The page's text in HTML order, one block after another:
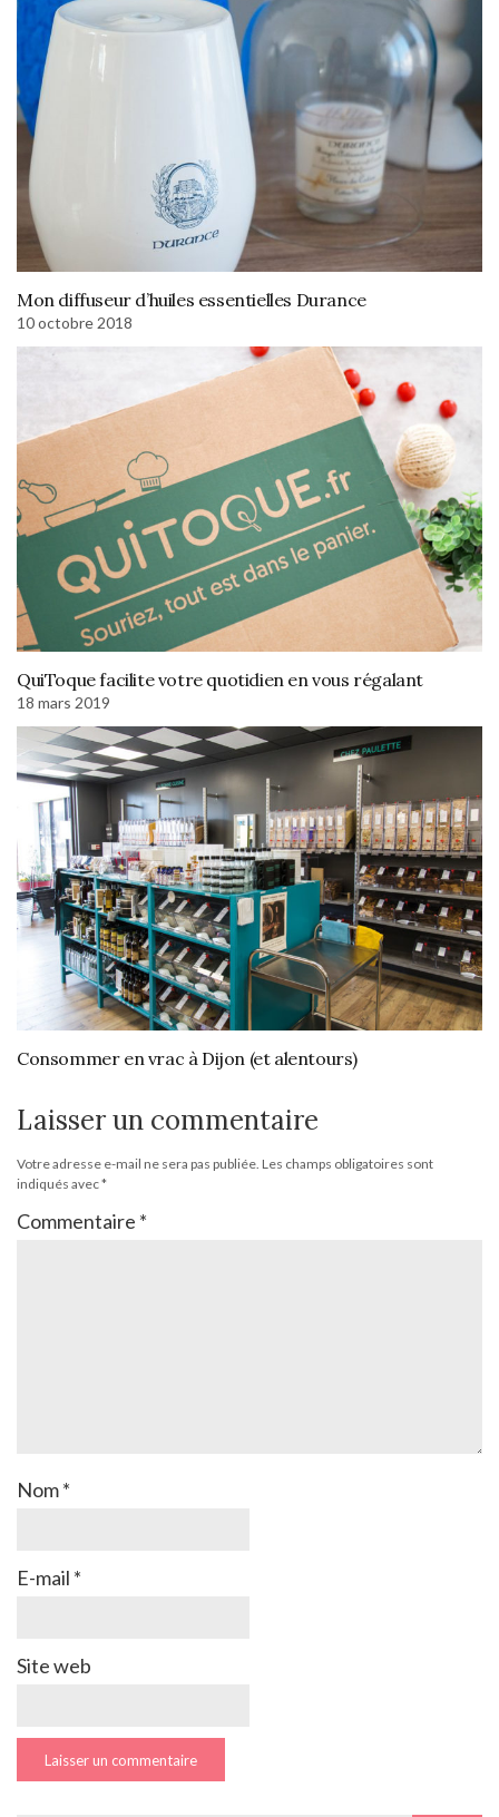
Mon diffuseur d’huiles essentielles Durance
10 octobre 2018
QuiToque facilite votre quotidien en vous régalant
18 mars 2019
Consommer en vrac à Dijon (et alentours)
Laisser un commentaire
Votre adresse e-mail ne sera pas publiée. Les champs obligatoires sont
indiqués avec*
Commentaire *
Nom*
E-mail *
Site web